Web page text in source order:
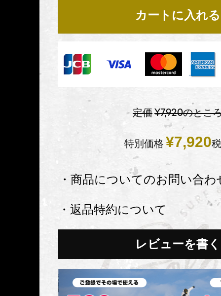
カートに入れる
定価¥7,920のとこ
特別価格 ¥7,920
・商品についてのお問い合わ
・返品特約について
レビューを書く